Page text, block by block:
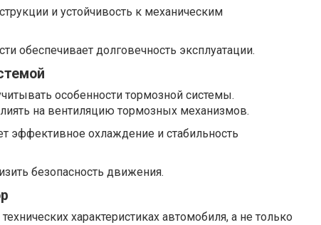
и устойчивость к механическим
обеспечивает долговечность эксплуатации.
особенности тормозной системы.
на вентиляцию тормозных механизмов.
эффективное охлаждение и стабильность
безопасность движения.
характеристиках автомобиля, а не только